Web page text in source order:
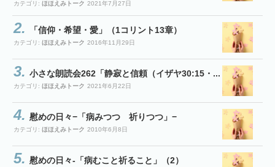
カテゴリ: ほほえみトーク 2021年7月27日
「信仰・希望・愛」（1コリント13章）
カテゴリ: ほほえみトーク 2016年11月29日
小さな朗読会262「静寂と信頼（イザヤ30:15・...
カテゴリ: ほほえみトーク 2021年6月22日
慰めの日々−「病みつつ 祈りつつ」−
カテゴリ: ほほえみトーク 2010年6月8日
慰めの日々-「病むこと祈ること」（2）